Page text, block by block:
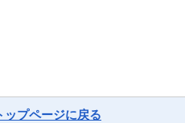
プページに戻る